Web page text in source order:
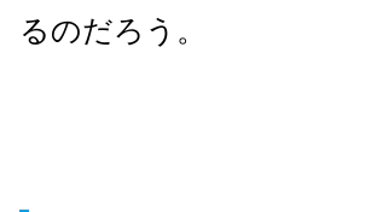
るのだろう。